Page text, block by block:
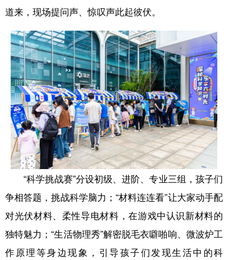
道来，现场提问声、惊叹声此起彼伏。
“科学挑战赛”分设初级、进阶、专业三组，孩子们
争相答题，挑战科学脑力；“材料连连看”让大家动手配
对光伏材料、柔性导电材料，在游戏中认识新材料的
独特魅力；“生活物理秀”解密脱毛衣噼啪响、微波炉工
作原理等身边现象，引导孩子们发现生活中的科